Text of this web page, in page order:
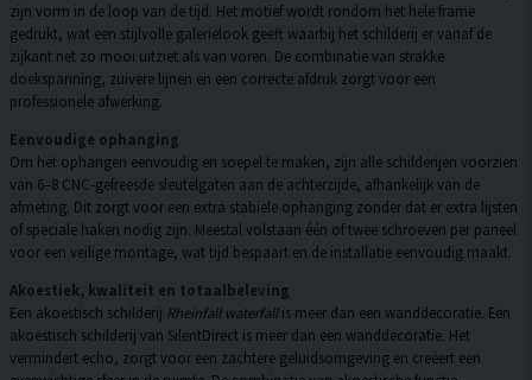
zijn vorm in de loop van de tijd. Het motief wordt rondom het hele frame
gedrukt, wat een stijlvolle galerielook geeft waarbij het schilderij er vanaf de
zijkant net zo mooi uitziet als van voren. De combinatie van strakke
doekspanning, zuivere lijnen en een correcte afdruk zorgt voor een
professionele afwerking.
Eenvoudige ophanging
Om het ophangen eenvoudig en soepel te maken, zijn alle schilderijen voorzien
van 6–8 CNC-gefreesde sleutelgaten aan de achterzijde, afhankelijk van de
afmeting. Dit zorgt voor een extra stabiele ophanging zonder dat er extra lijsten
of speciale haken nodig zijn. Meestal volstaan één of twee schroeven per paneel
voor een veilige montage, wat tijd bespaart en de installatie eenvoudig maakt.
Akoestiek, kwaliteit en totaalbeleving
Een akoestisch schilderij Rheinfall waterfallis meer dan een wanddecoratie. Een
akoestisch schilderij van SilentDirect is meer dan een wanddecoratie. Het
vermindert echo, zorgt voor een zachtere geluidsomgeving en creëert een